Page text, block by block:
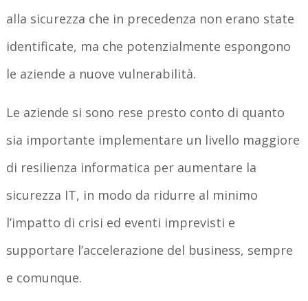
alla sicurezza che in precedenza non erano state
identificate, ma che potenzialmente espongono
le aziende a nuove vulnerabilità.
Le aziende si sono rese presto conto di quanto
sia importante implementare un livello maggiore
di resilienza informatica per aumentare la
sicurezza IT, in modo da ridurre al minimo
l’impatto di crisi ed eventi imprevisti e
supportare l’accelerazione del business, sempre
e comunque.